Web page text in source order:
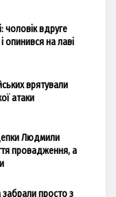
чоловік вдруге
на лаві
врятували
атаки
Людмили
провадження, а
просто з